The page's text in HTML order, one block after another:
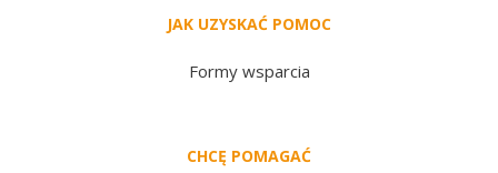
CHCĘ POMAGAĆ
JAK UZYSKAĆ POMOC
Formy wsparcia